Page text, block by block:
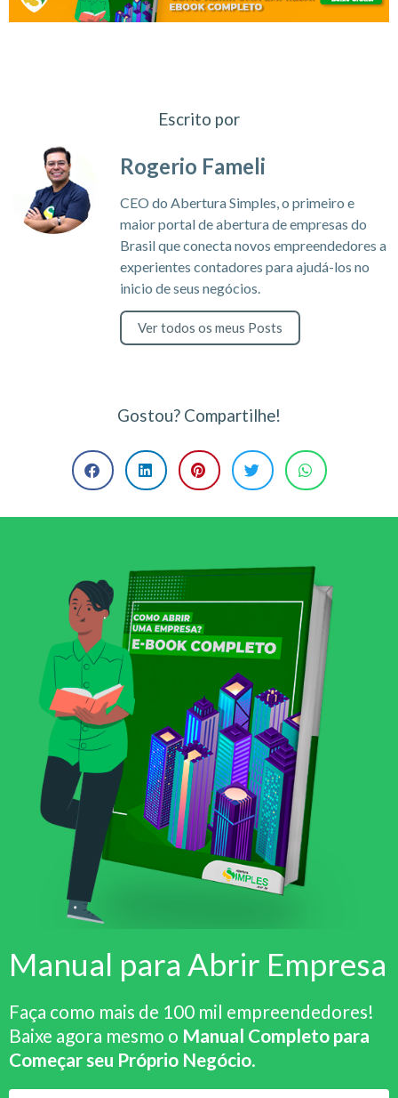
Escrito por
Rogerio Fameli
CEO do Abertura Simples, o primeiro e
maior portal de abertura de empresas do
Brasil que conecta novos empreendedores a
experientes contadores para ajudá-los no
inicio de seus negócios.
Ver todos os meus Posts
Gostou? Compartilhe!
Manual para Abrir Empresa
Faça como mais de 100 mil empreendedores!
Baixe agora mesmo o Manual Completo para
Começar seu Próprio Negócio.